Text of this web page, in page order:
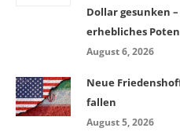
Dollar gesunken
erhebliches
August 6, 2026
Neue
fallen
August 5, 2026